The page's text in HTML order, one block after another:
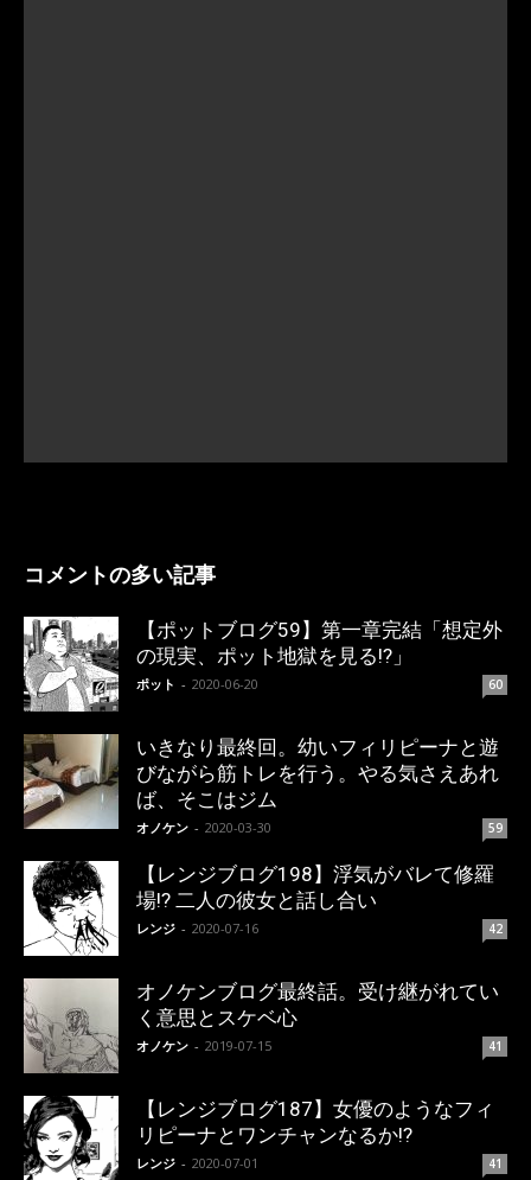
コメントの多い記事
【ポットブログ59】第一章完結「想定外
の現実、ポット地獄を見る!?」
ポット - 2020-06-20 60
いきなり最終回。幼いフィリピーナと遊
びながら筋トレを行う。やる気さえあれ
ば、そこはジム
オノケン - 2020-03-30 59
【レンジブログ198】浮気がバレて修羅
場!? 二人の彼女と話し合い
レンジ - 2020-07-16 42
オノケンブログ最終話。受け継がれてい
く意思とスケベ心
オノケン - 2019-07-15 41
【レンジブログ187】女優のようなフィ
リピーナとワンチャンなるか!?
レンジ - 2020-07-01 41